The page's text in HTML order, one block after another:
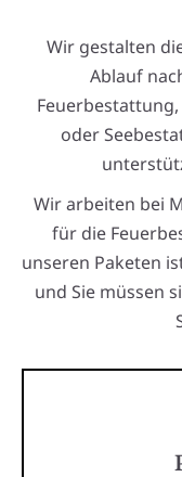
Wir gestalten
Ablauf
oder
Wir arbeiten bei
für die
unseren Paketen
und Sie müssen